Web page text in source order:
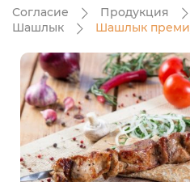
Согласие Продукция
Шашлык
Шашлык